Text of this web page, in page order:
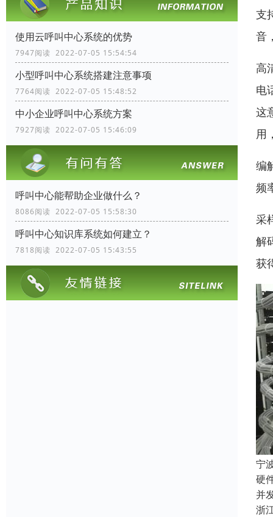
使用云呼叫中心系统的优势
7947阅读 2022-07-05 15:54:54
小型呼叫中心系统搭建注意事项
7764阅读 2022-07-05 15:48:52
中小企业呼叫中心系统方案
7927阅读 2022-07-05 15:46:09
呼叫中心能帮助企业做什么？
8086阅读 2022-07-05 15:58:30
呼叫中心知识库系统如何建立？
7818阅读 2022-07-05 15:43:55
支
音
高
电
这
用
编
频
采
解
获
宁
硬
并
浙